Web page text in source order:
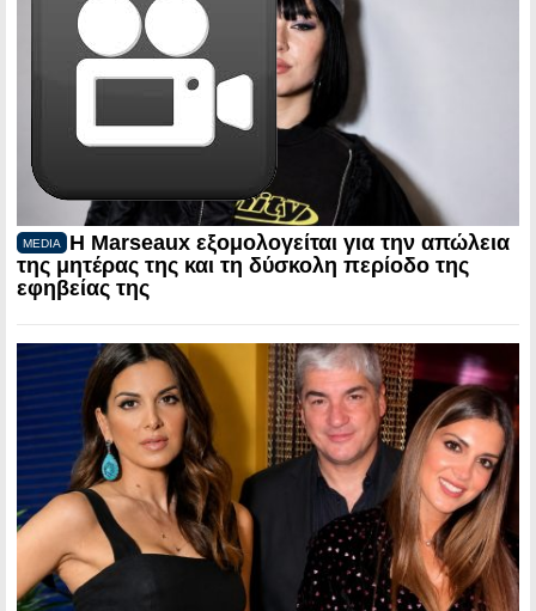
MEDIA
Η Marseaux εξομολογείται για την απώλεια
της μητέρας της και τη δύσκολη περίοδο της
εφηβείας της